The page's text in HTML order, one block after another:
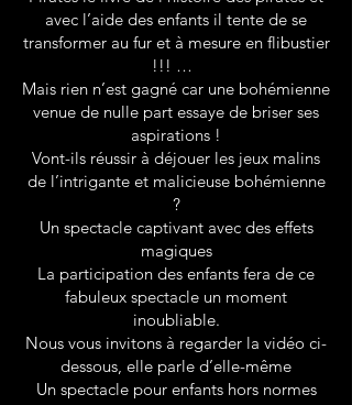
avec l’aide des enfants il tente de se
transformer au fur et à mesure en flibustier
!!! …
Mais rien n’est gagné car une bohémienne
venue de nulle part essaye de briser ses
aspirations !
Vont-ils réussir à déjouer les jeux malins
de l’intrigante et malicieuse bohémienne
?
Un spectacle captivant avec des effets
magiques
La participation des enfants fera de ce
fabuleux spectacle un moment
inoubliable.
Nous vous invitons à regarder la vidéo ci-
dessous, elle parle d’elle-même
Un spectacle pour enfants hors normes